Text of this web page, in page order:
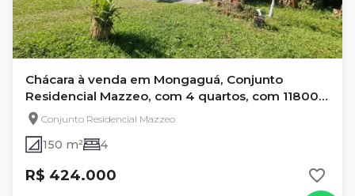
Chácara à venda em Mongaguá, Conjunto
Residencial Mazzeo, com 4 quartos, com 11800
m²Conjunto Residencial Mazzeo
150 m² 4
R$ 424.000